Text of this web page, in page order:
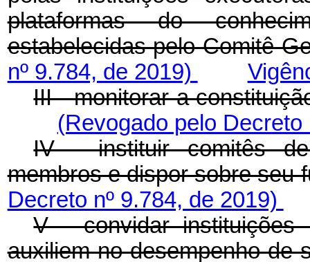
plataformas do
estabelecidas pelo Comitê
nº 9.784, de 2019)
III - monitorar a
(Revogado pelo
IV - instituir comitês de
membros e dispor sobre
Decreto nº 9.784, de 2019)
V - convidar
auxiliem no desempenho de